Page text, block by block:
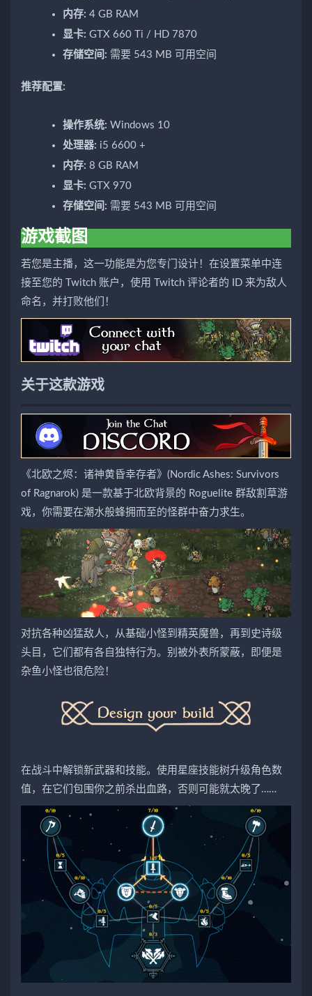
内存: 4 GB RAM
显卡: GTX 660 Ti / HD 7870
存储空间: 需要 543 MB 可用空间
推荐配置:
操作系统: Windows 10
处理器: i5 6600 +
内存: 8 GB RAM
显卡: GTX 970
存储空间: 需要 543 MB 可用空间
游戏截图
若您是主播，这一功能是为您专门设计！在设置菜单中连
接至您的 Twitch 账户，使用 Twitch 评论者的 ID 来为敌人
命名，并打败他们！
关于这款游戏
《北欧之烬：诸神黄昏幸存者》(Nordic Ashes: Survivors
of Ragnarok) 是一款基于北欧背景的 Roguelite 群敌割草游
戏，你需要在潮水般蜂拥而至的怪群中奋力求生。
对抗各种凶猛敌人，从基础小怪到精英魔兽，再到史诗级
头目，它们都有各自独特行为。别被外表所蒙蔽，即便是
杂鱼小怪也很危险！
在战斗中解锁新武器和技能。使用星座技能树升级角色数
值，在它们包围你之前杀出血路，否则可能就太晚了……